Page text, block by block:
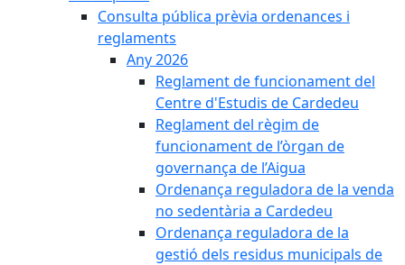
Consulta pública prèvia ordenances i
reglaments
Any 2026
Reglament de funcionament del
Centre d'Estudis de Cardedeu
Reglament del règim de
funcionament de l’òrgan de
governança de l’Aigua
Ordenança reguladora de la venda
no sedentària a Cardedeu
Ordenança reguladora de la
gestió dels residus municipals de